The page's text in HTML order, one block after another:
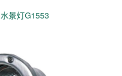
景灯G1553